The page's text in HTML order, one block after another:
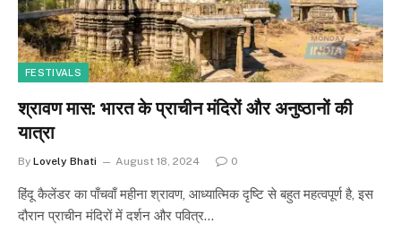
FESTIVALS
श्रावण मास: भारत के प्राचीन मंदिरों और अनुष्ठानों की
यात्रा
By Lovely Bhati August 18, 2024 0
हिंदू कैलेंडर का पाँचवाँ महीना श्रावण, आध्यात्मिक दृष्टि से बहुत महत्वपूर्ण है, इस
दौरान प्राचीन मंदिरों में दर्शन और पवित्र…